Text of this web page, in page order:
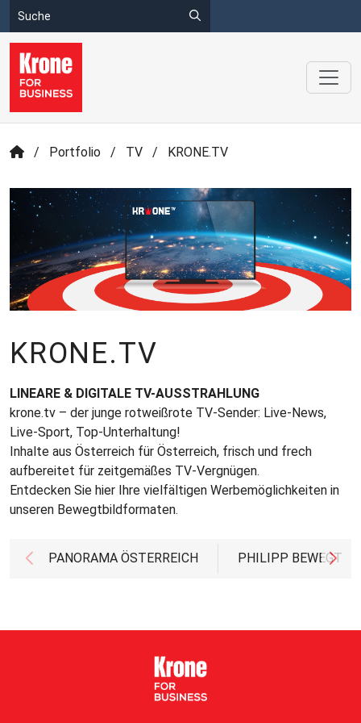
/ Portfolio / TV / KRONE.TV
KRONE.TV
LINEARE & DIGITALE TV-AUSSTRAHLUNG
krone.tv – der junge rotweißrote TV-Sender: Live-News,
Live-Sport, Top-Unterhaltung!
Inhalte aus Österreich für Österreich, frisch und frech
aufbereitet für zeitgemäßes TV-Vergnügen.
Entdecken Sie hier Ihre vielfältigen Werbemöglichkeiten in
unseren Bewegtbildformaten.
PANORAMA ÖSTERREICH PHILIPP BEWEGT